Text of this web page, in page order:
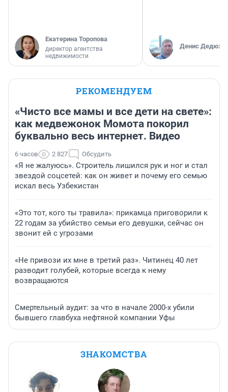
Екатерина Торопова
директор агентства
недвижимости
Денис
РЕКОМЕНДУЕМ
«Чисто все мамы и все дети на свете»:
как медвежонок Момота покорил
буквально весь интернет. Видео
6 часов 2 827 Обсудить
«Я не жалуюсь». Строитель лишился рук и ног и стал
звездой соцсетей: как он живет и почему его семью
искал весь Узбекистан
«Это тот, кого ты травила»: прикамца приговорили к
22 годам за убийство семьи его девушки, сейчас он
звонит ей с угрозами
«Не привози их мне в третий раз». Читинец 40 лет
разводит голубей, которые всегда к нему
возвращаются
Смертельный аудит: за что в начале 2000-х убили
бывшего главбуха нефтяной компании Уфы
ЗНАКОМСТВА